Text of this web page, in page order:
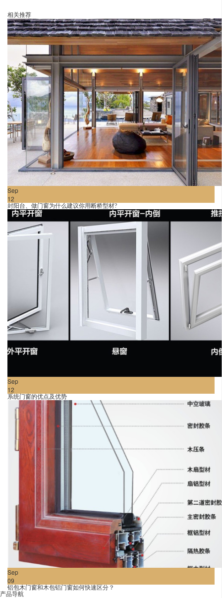
相关推荐
Sep
12
封阳台、做门窗为什么建议你用断桥型材?
Sep
12
系统门窗的优点及优势
Sep
09
铝包木门窗和木包铝门窗如何快速区分？
产品导航